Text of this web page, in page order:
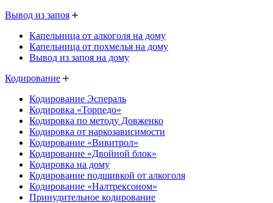
Вывод из запоя
Капельница от алкоголя на дому
Капельница от похмелья на дому
Вывод из запоя на дому
Кодирование
Кодирование Эспераль
Кодировка «Торпедо»
Кодировка по методу Довженко
Кодировка от наркозависимости
Кодирование «Вивитрол»
Кодирование «Двойной блок»
Кодировка на дому
Кодирование подшивкой от алкоголя
Кодирование «Налтрексоном»
Принудительное кодирование